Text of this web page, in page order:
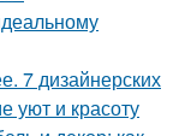
7 дизайнерских
уют и красоту